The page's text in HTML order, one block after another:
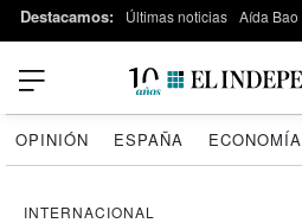
Destacamos: Últimas noticias Aída Bao
OPINIÓN ESPAÑA ECONOMÍA
INTERNACIONAL